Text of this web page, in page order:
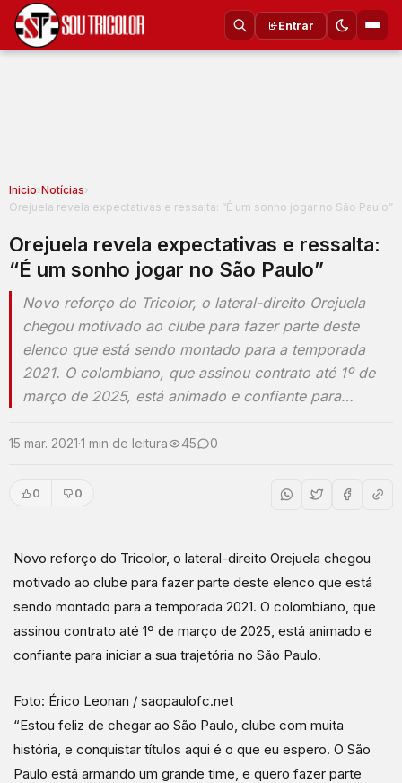
Entrar
Inicio›Notícias›
Orejuela revela expectativas e ressalta: “É um sonho jogar no São Paulo”
Orejuela revela expectativas e ressalta:
“É um sonho jogar no São Paulo”
Novo reforço do Tricolor, o lateral-direito Orejuela
chegou motivado ao clube para fazer parte deste
elenco que está sendo montado para a temporada
2021. O colombiano, que assinou contrato até 1º de
março de 2025, está animado e confiante para…
15 mar. 2021·1 min de leitura 45 0
0 0
Novo reforço do Tricolor, o lateral-direito Orejuela chegou
motivado ao clube para fazer parte deste elenco que está
sendo montado para a temporada 2021. O colombiano, que
assinou contrato até 1º de março de 2025, está animado e
confiante para iniciar a sua trajetória no São Paulo.
Foto: Érico Leonan / saopaulofc.net
“Estou feliz de chegar ao São Paulo, clube com muita
história, e conquistar títulos aqui é o que eu espero. O São
Paulo está armando um grande time, e quero fazer parte